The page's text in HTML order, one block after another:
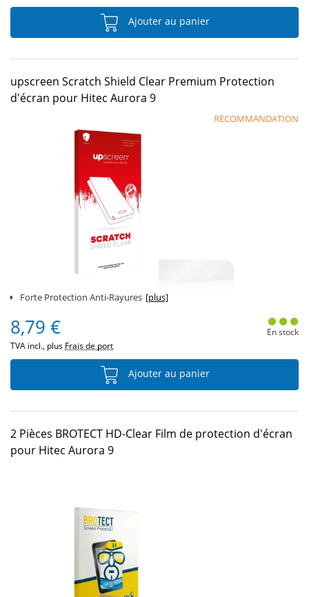
Ajouter au panier
upscreen Scratch Shield Clear Premium Protection
d'écran pour Hitec Aurora 9
RECOMMANDATION
Forte Protection Anti-Rayures [plus]
8,79 €
TVA incl., plus Frais de port
En stock
Ajouter au panier
2 Pièces BROTECT HD-Clear Film de protection d'écran
pour Hitec Aurora 9